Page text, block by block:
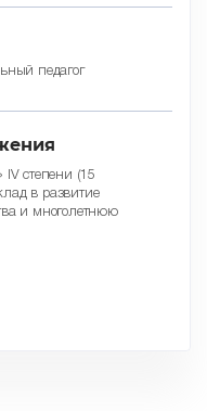
педагог
IV степени (15
в развитие
и многолетнюю
искусства.